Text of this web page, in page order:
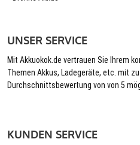
UNSER SERVICE
Mit Akkuokok.de vertrauen Sie Ihrem
Themen Akkus, Ladegeräte, etc. mit
Durchschnittsbewertung von von 5
KUNDEN SERVICE